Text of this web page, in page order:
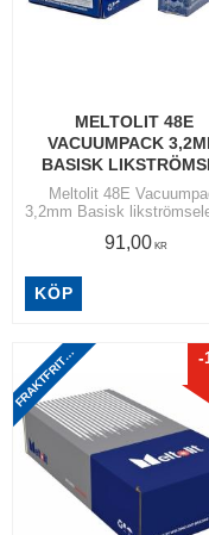
MELTOLIT 48E
VACUUMPACK
BASISK
Meltolit 48E
3,2mm Basisk
91,00 KR
KÖP
F
R
A
K
T
F
R
I
T
T
I
N
O
M
S
V
E
R
I
G
E